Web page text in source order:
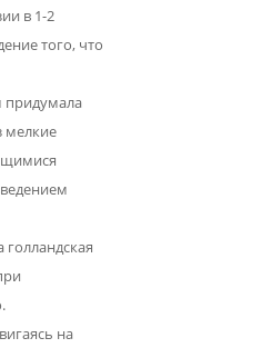
в 1-2
того, что
придумала
мелкие
на